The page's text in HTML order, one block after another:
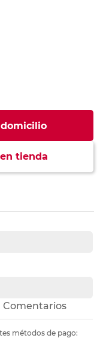
tienda
Comentarios
métodos de pago: